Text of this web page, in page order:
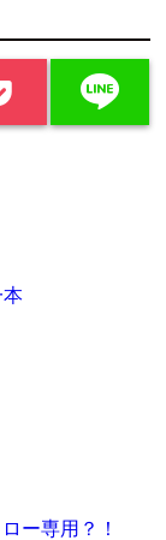
line
ー専用？！